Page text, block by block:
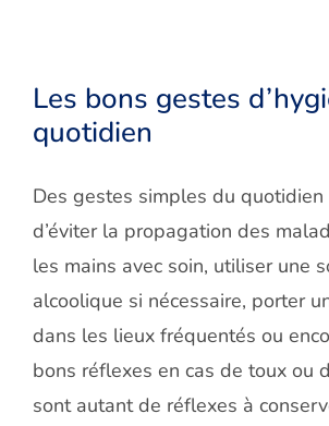
Les bons gestes
quotidien
Des gestes simples du
d’éviter la propagation des
les mains avec soin, utiliser une
alcoolique si nécessaire, porter
dans les lieux fréquentés ou
bons réflexes en cas de toux ou
sont autant de réflexes à